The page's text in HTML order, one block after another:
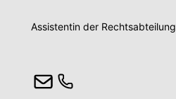
Assistentin der Rechtsabteilung